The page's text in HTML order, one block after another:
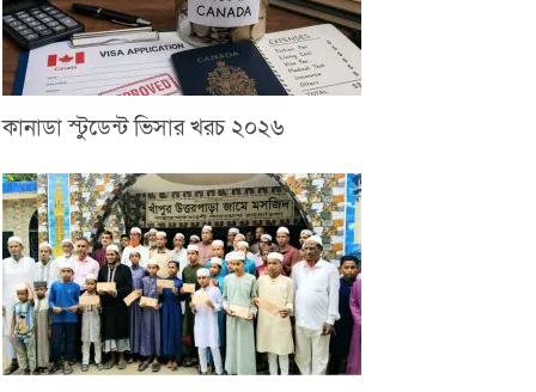
কানাডা স্টুডেন্ট ভিসার খরচ ২০২৬